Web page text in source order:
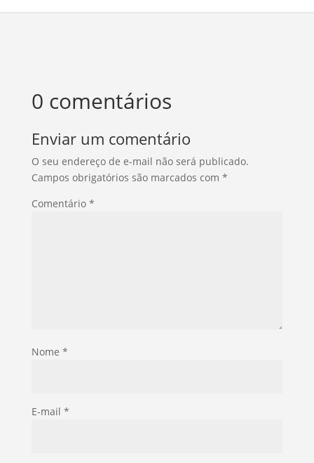
0 comentários
Enviar um comentário
O seu endereço de e-mail não será publicado.
Campos obrigatórios são marcados com *
Comentário *
Nome *
E-mail *